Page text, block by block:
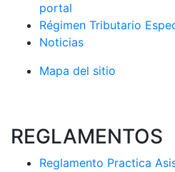
portal
Régimen Tributario
Noticias
Mapa del sitio
REGLAMENTOS
Reglamento Practica